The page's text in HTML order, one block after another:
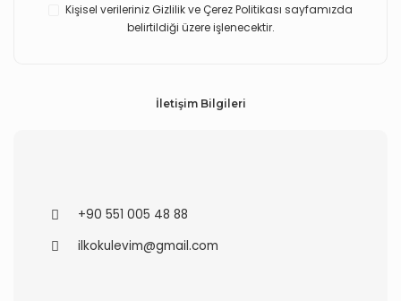
Kişisel verileriniz Gizlilik ve Çerez Politikası sayfamızda
belirtildiği üzere işlenecektir.
İletişim Bilgileri
+90 551 005 48 88
ilkokulevim@gmail.com